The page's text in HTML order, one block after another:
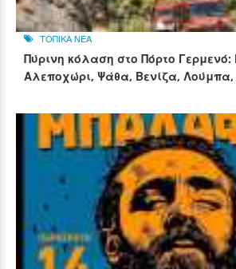
ΤΟΠΙΚΑ ΝΕΑ
Πύρινη κόλαση στο Πόρτο Γερμενό:
Αλεποχώρι, Ψάθα, Βενίζα,